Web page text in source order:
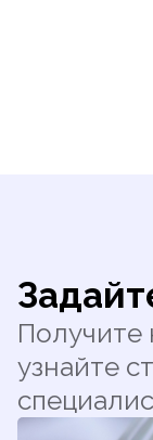
Получите
узнайте